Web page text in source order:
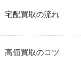
宅配買取の流れ
高価買取のコツ